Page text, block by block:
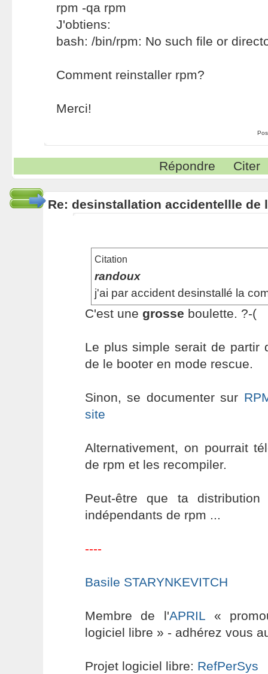
rpm -qa rpm
J'obtiens:
bash: /bin/rpm: No such file or
Comment reinstaller rpm?
Merci!
Répondre Citer
Re: desinstallation accidentellle de
Citation
randoux
j'ai par accident desinstallé la
C'est une grosse boulette. ?-(
Le plus simple serait de partir
de le booter en mode rescue.
Sinon, se documenter sur
site
Alternativement, on pourrait
de rpm et les recompiler.
Peut-être que ta
indépendants de rpm ...
----
Basile STARYNKEVITCH
Membre de l'APRIL «
logiciel libre » - adhérez vous
Projet logiciel libre: RefPerSys